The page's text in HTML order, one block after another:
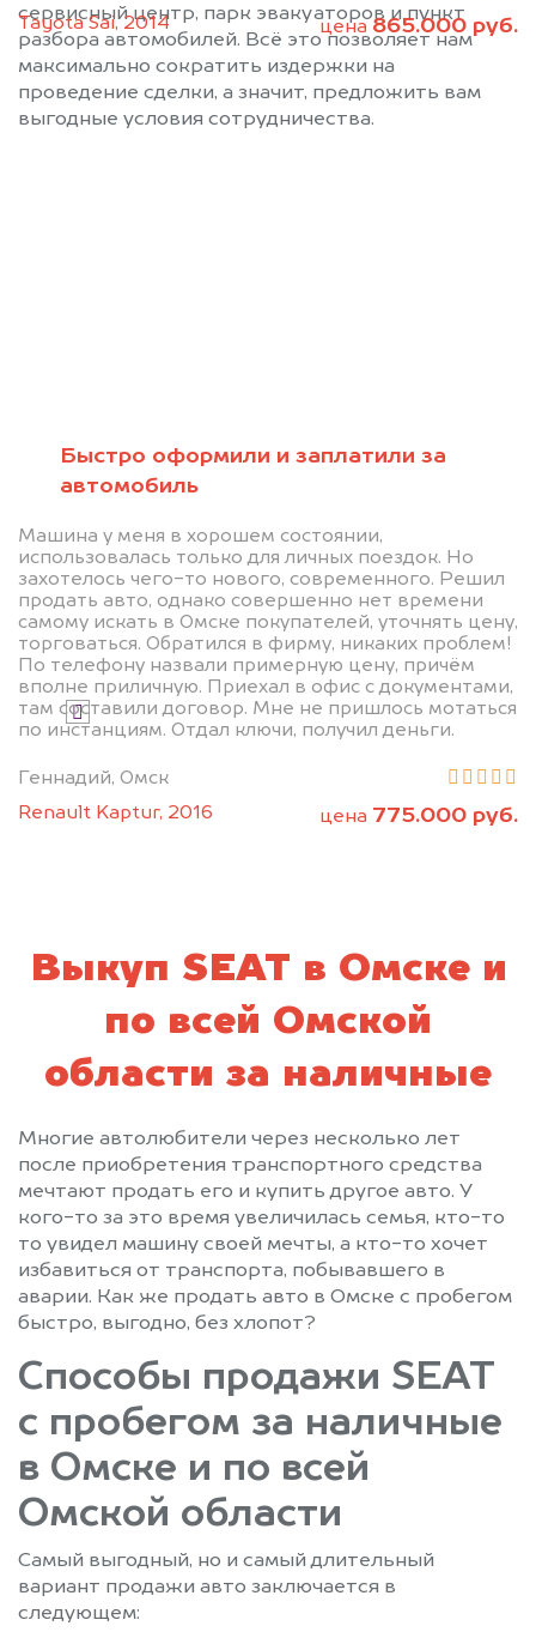
Tayota Sai, 2014
цена 865.000 руб.
Быстро оформили и заплатили за
автомобиль
Машина у меня в хорошем состоянии,
использовалась только для личных поездок. Но
захотелось чего-то нового, современного. Решил
продать авто, однако совершенно нет времени
самому искать в Омске покупателей, уточнять цену,
торговаться. Обратился в фирму, никаких проблем!
По телефону назвали примерную цену, причём
вполне приличную. Приехал в офис с документами,
там составили договор. Мне не пришлось мотаться
по инстанциям. Отдал ключи, получил деньги.
Геннадий, Омск
Renault Kaptur, 2016
цена 775.000 руб.
сервисный центр, парк эвакуаторов и пункт
разбора автомобилей. Всё это позволяет нам
максимально сократить издержки на
проведение сделки, а значит, предложить вам
выгодные условия сотрудничества.
Узнать цену
Я даю согласие на обработку своих
персональных данных и соглашаюсь с
политикой конфиденциальности
Выкуп SEAT в Омске и
по всей Омской
области за наличные
Многие автолюбители через несколько лет
после приобретения транспортного средства
мечтают продать его и купить другое авто. У
кого-то за это время увеличилась семья, кто-то
то увидел машину своей мечты, а кто-то хочет
избавиться от транспорта, побывавшего в
аварии. Как же продать авто в Омске с пробегом
быстро, выгодно, без хлопот?
Способы продажи SEAT
с пробегом за наличные
в Омске и по всей
Омской области
Самый выгодный, но и самый длительный
вариант продажи авто заключается в
следующем: